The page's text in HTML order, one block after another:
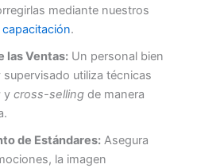
mediante nuestros
.
las Ventas: Un personal bien
utiliza técnicas
y cross-selling de manera
de Estándares: Asegura
la imagen